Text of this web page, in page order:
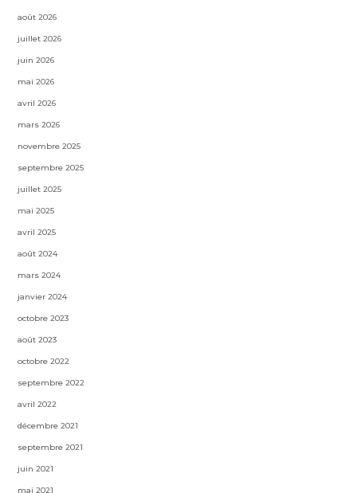
août 2026
juillet 2026
juin 2026
mai 2026
avril 2026
mars 2026
novembre 2025
septembre 2025
juillet 2025
mai 2025
avril 2025
août 2024
mars 2024
janvier 2024
octobre 2023
août 2023
octobre 2022
septembre 2022
avril 2022
décembre 2021
septembre 2021
juin 2021
mai 2021